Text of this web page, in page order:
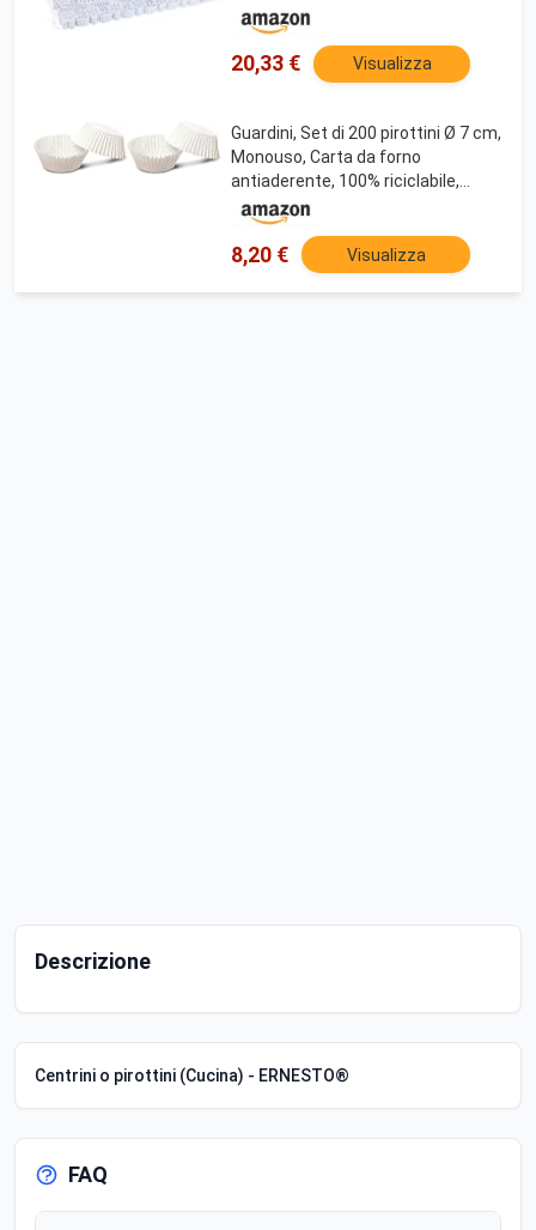
20,33 € Visualizza
Guardini, Set di 200 pirottini Ø 7 cm,
Monouso, Carta da forno
antiaderente, 100% riciclabile,
Bianco, Made in Italy, Linea Easy
Bake Bio
8,20 € Visualizza
Descrizione
Centrini o pirottini (Cucina) - ERNESTO®
FAQ